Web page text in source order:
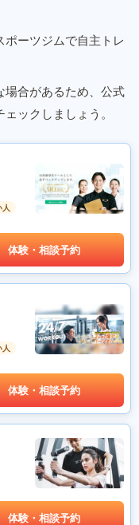
ーツジムで自主トレ
場合があるため、公式
ックしましょう。
人
体験・相談予約
人
体験・相談予約
体験・相談予約